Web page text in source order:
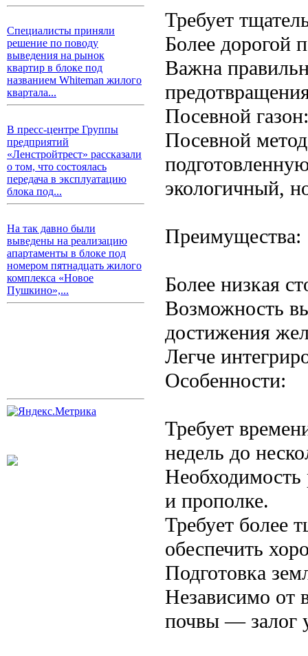
Специалисты приняли
решение по поводу
выведения на рынок
квартир в блоке под
названием Whiteman жилого
квартала...
В пресс-центре Группы
предприятий
«Ленстройтрест» рассказали
о том, что состоялась
передача в эксплуатацию
блока под...
На так давно были
выведены на реализацию
апартаменты в блоке под
номером пятнадцать жилого
комплекса «Новое
Пушкино»,...
Требует
Более дорогой
Важна
Посевной
Посевной
экологичный,
Преимущества:
Более низкая
Возможность
достижения
Легче
Особенности:
Требует
недель до
Необходимость
и прополке.
Требует более
обеспечить
Подготовка
Независимо от
почвы — залог